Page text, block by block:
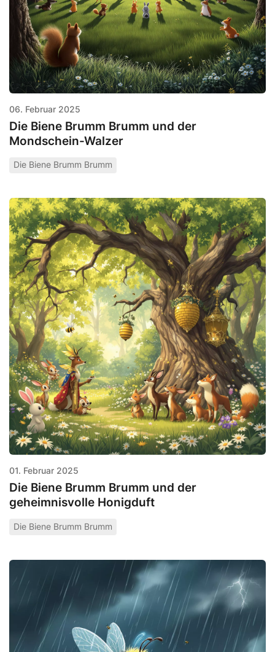
06. Februar 2025
Die Biene Brumm Brumm und der
Mondschein-Walzer
Die Biene Brumm Brumm
01. Februar 2025
Die Biene Brumm Brumm und der
geheimnisvolle Honigduft
Die Biene Brumm Brumm